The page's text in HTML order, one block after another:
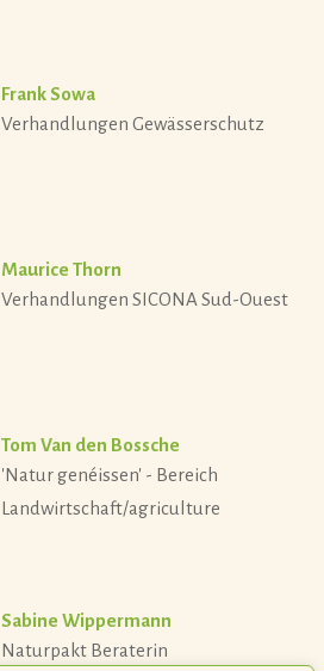
Frank Sowa
Verhandlungen Gewässerschutz
Maurice Thorn
Verhandlungen SICONA Sud-Ouest
Tom Van den Bossche
'Natur genéissen' - Bereich
Landwirtschaft/agriculture
Sabine Wippermann
Naturpakt Beraterin